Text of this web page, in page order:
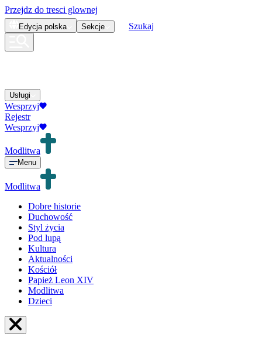
Przejdz do tresci glownej
Edycja polska Sekcje Szukaj
Usługi
Wesprzyj
Rejestr
Wesprzyj
Modlitwa
Menu
Modlitwa
Dobre historie
Duchowość
Styl życia
Pod lupą
Kultura
Aktualności
Kościół
Papież Leon XIV
Modlitwa
Dzieci